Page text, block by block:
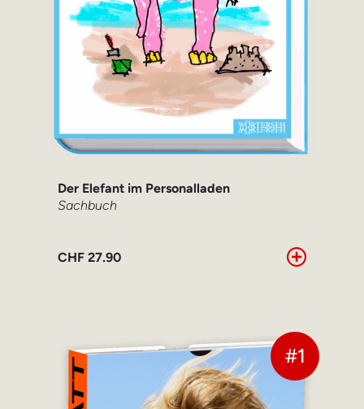
Der Elefant im Personalladen
Sachbuch
CHF27.90
#1